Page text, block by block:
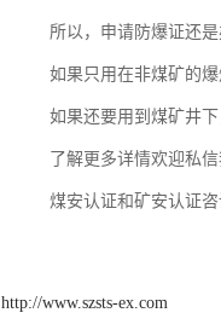
所以，申请防爆证还
如果只用在非煤矿的
如果还要用到煤矿井
了解更多详情欢迎私信
煤安认证和矿安认证
http://www.szsts-ex.com